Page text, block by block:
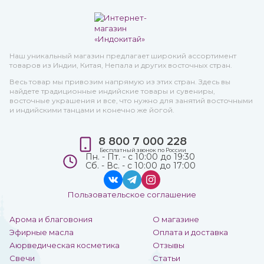
Наш уникальный магазин предлагает широкий ассортимент
товаров из Индии, Китая, Непала и других восточных стран.
Весь товар мы привозим напрямую из этих стран. Здесь вы
найдете традиционные индийские товары и сувениры,
восточные украшения и все, что нужно для занятий восточными
и индийскими танцами и конечно же йогой.
Арома и благовония
Эфирные масла
Аюрведическая косметика
Свечи
О магазине
Оплата и доставка
Отзывы
Статьи
8 800 7 000 228
Бесплатный звонок по России
Пн. - Пт. - с 10:00 до 19:30
Сб. - Вс. - с 10:00 до 17:00
Пользовательское соглашение